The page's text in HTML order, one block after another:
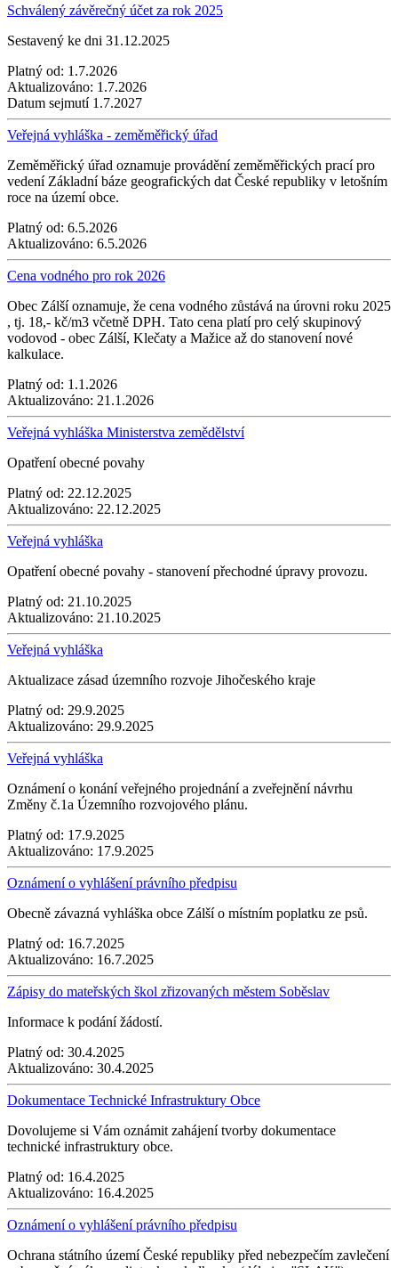
Schválený závěrečný účet za rok 2025
Sestavený ke dni 31.12.2025
Platný od: 1.7.2026
Aktualizováno: 1.7.2026
Datum sejmutí1.7.2027
Veřejná vyhláška - zeměměřický úřad
Zeměměřický úřad oznamuje provádění zeměměřických prací pro
vedení Základní báze geografických dat České republiky v letošním
roce na území obce.
Platný od: 6.5.2026
Aktualizováno: 6.5.2026
Cena vodného pro rok 2026
Obec Zálší oznamuje, že cena vodného zůstává na úrovni roku 2025
, tj. 18,- kč/m3 včetně DPH. Tato cena platí pro celý skupinový
vodovod - obec Zálší, Klečaty a Mažice až do stanovení nové
kalkulace.
Platný od: 1.1.2026
Aktualizováno: 21.1.2026
Veřejná vyhláška Ministerstva zemědělství
Opatření obecné povahy
Platný od: 22.12.2025
Aktualizováno: 22.12.2025
Veřejná vyhláška
Opatření obecné povahy - stanovení přechodné úpravy provozu.
Platný od: 21.10.2025
Aktualizováno: 21.10.2025
Veřejná vyhláška
Aktualizace zásad územního rozvoje Jihočeského kraje
Platný od: 29.9.2025
Aktualizováno: 29.9.2025
Veřejná vyhláška
Oznámení o konání veřejného projednání a zveřejnění návrhu
Změny č.1a Územního rozvojového plánu.
Platný od: 17.9.2025
Aktualizováno: 17.9.2025
Oznámení o vyhlášení právního předpisu
Obecně závazná vyhláška obce Zálší o místním poplatku ze psů.
Platný od: 16.7.2025
Aktualizováno: 16.7.2025
Zápisy do mateřských škol zřizovaných městem Soběslav
Informace k podání žádostí.
Platný od: 30.4.2025
Aktualizováno: 30.4.2025
Dokumentace Technické Infrastruktury Obce
Dovolujeme si Vám oznámit zahájení tvorby dokumentace
technické infrastruktury obce.
Platný od: 16.4.2025
Aktualizováno: 16.4.2025
Oznámení o vyhlášení právního předpisu
Ochrana státního území České republiky před nebezpečím zavlečení